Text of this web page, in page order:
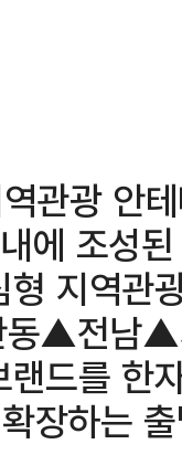
관광 안
에 조성된
지역관
▲전남
드를 한
장하는